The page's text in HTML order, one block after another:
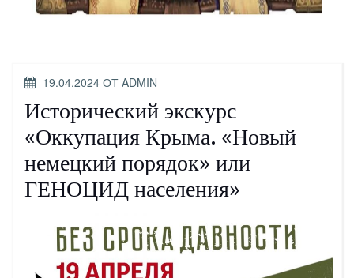
ОПУБЛИКОВАНО
19.04.2024 ОТ ADMIN
Исторический экскурс
«Оккупация Крыма. «Новый
немецкий порядок» или
ГЕНОЦИД населения»